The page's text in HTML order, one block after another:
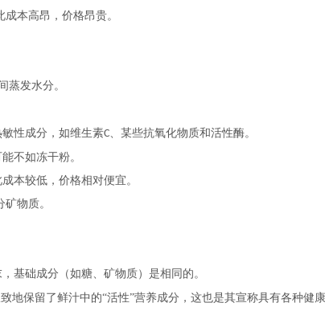
本高昂，价格昂贵。
蒸发水分。
性成分，如维生素C、某些抗氧化物质和活性酶。
不如冻干粉。
本较低，价格相对便宜。
物质。
基础成分（如糖、矿物质）是相同的。
地保留了鲜汁中的“活性”营养成分，这也是其宣称具有各种健